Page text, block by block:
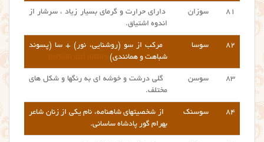
۸۱ سوزان
دارای حرارت و گرمای بسیار زیاد ، سرشار از
اندوه اشتیاق.
۸۲ سوسا
مرکب از سو (روشنایی، نور) + سا (پسوند
شباهت و همانندی)
۸۳ سوسن
گلی درشت و خوشه ای به رنگها و شکل های
مختلف.
۸۴ سوسنک
از شخصیتهای شاهنامه، نام یکی از زنان شاعر
بهرام گور پادشاه ساسانی.